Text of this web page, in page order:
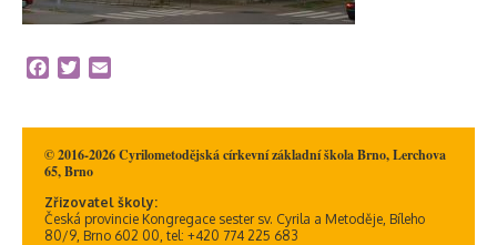
Facebook
Twitter
© 2016-2026 Cyrilometodějská církevní základní škola Brno, Lerchova
65, Brno
Zřizovatel školy:
Česká provincie Kongregace sester sv. Cyrila a Metoděje, Bíleho
80/9, Brno 602 00, tel: +420 774 225 683